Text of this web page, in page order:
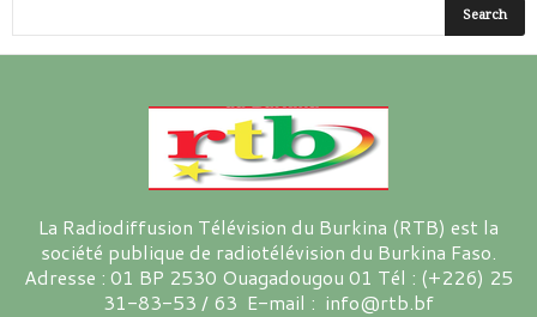
La Radiodiffusion Télévision du Burkina (RTB) est la
société publique de radiotélévision du Burkina Faso.
Adresse : 01 BP 2530 Ouagadougou 01 Tél : (+226) 25
31-83-53 / 63 E-mail : info@rtb.bf